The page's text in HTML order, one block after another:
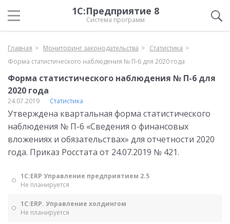
1С:Предприятие 8
Система программ
Главная Мониторинг законодательства
Статистика
Форма статистического наблюдения № П-6 для 2020 года
Форма статистического наблюдения № П-6 для
2020 года
24.07.2019 Статистика
Утверждена квартальная форма статистического
наблюдения № П-6 «Сведения о финансовых
вложениях и обязательствах» для отчетности 2020
года. Приказ Росстата от 24.07.2019 № 421.
1С:ERP Управление предприятием 2.5
Не планируется
1С:ERP. Управление холдингом
Не планируется